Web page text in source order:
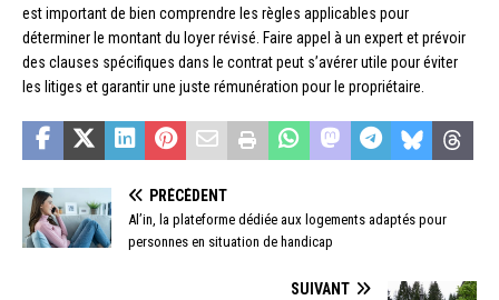
est important de bien comprendre les règles applicables pour
déterminer le montant du loyer révisé. Faire appel à un expert et prévoir
des clauses spécifiques dans le contrat peut s’avérer utile pour éviter
les litiges et garantir une juste rémunération pour le propriétaire.
PRÉCÉDENT
Al’in, la plateforme dédiée aux logements adaptés pour
personnes en situation de handicap
SUIVANT